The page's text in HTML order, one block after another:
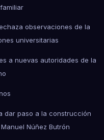
observaciones de la
universitarias
a nuevas autoridades de la
dar paso a la construcción
Núñez Butrón